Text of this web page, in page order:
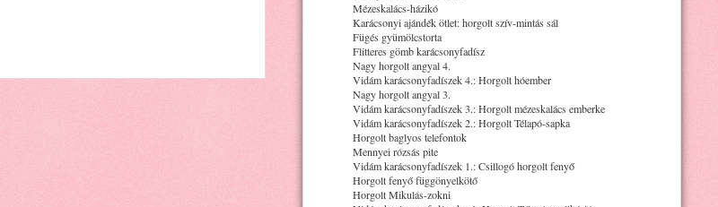
Mézeskalács-házikó
Karácsonyi ajándék ötlet: horgolt szív-mintás sál
Fügés gyümölcstorta
Flitteres gömb karácsonyfadísz
Nagy horgolt angyal 4.
Vidám karácsonyfadíszek 4.: Horgolt hóember
Nagy horgolt angyal 3.
Vidám karácsonyfadíszek 3.: Horgolt mézeskalács emberke
Vidám karácsonyfadíszek 2.: Horgolt Télapó-sapka
Horgolt baglyos telefontok
Mennyei rózsás pite
Vidám karácsonyfadíszek 1.: Csillogó horgolt fenyő
Horgolt fenyő függönyelkötő
Horgolt Mikulás-zokni